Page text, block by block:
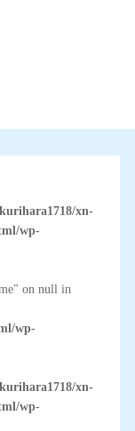
xn-
wp-
on null in
wp-
xn-
wp-